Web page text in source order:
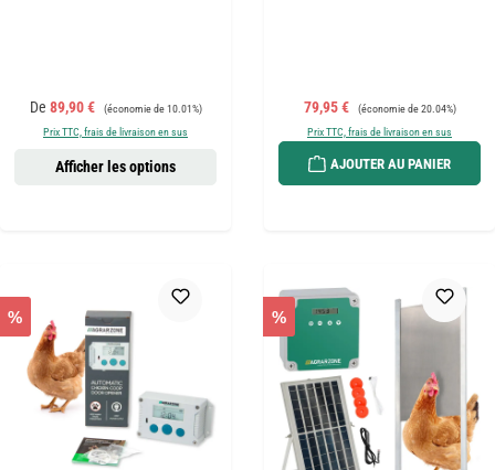
Prix de vente :
De 89,90 € Prix régulier :
(économie de 10.01%)
Prix TTC, frais de livraison en sus
Afficher les options
Prix de vente :
79,95 € Prix régulier :
(économie de 20.04%)
Prix TTC, frais de livraison en sus
AJOUTER AU PANIER
% %